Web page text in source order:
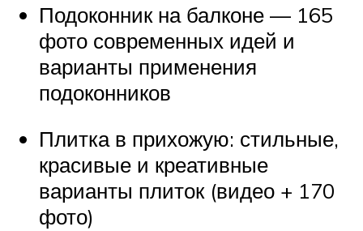
Подоконник на балконе — 165
фото современных идей и
варианты применения
подоконников
Плитка в прихожую: стильные,
красивые и креативные
варианты плиток (видео + 170
фото)